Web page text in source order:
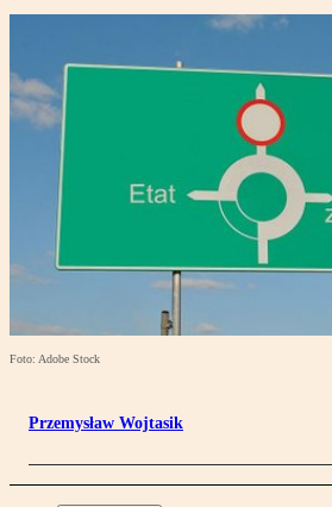
Foto: Adobe Stock
Przemysław Wojtasik